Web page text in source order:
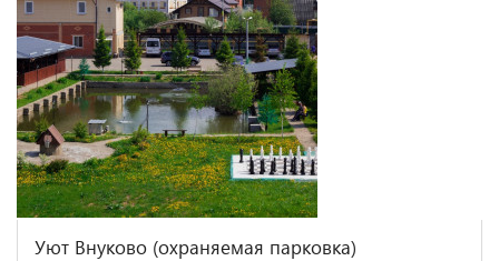
Уют Внуково (охраняемая парковка)